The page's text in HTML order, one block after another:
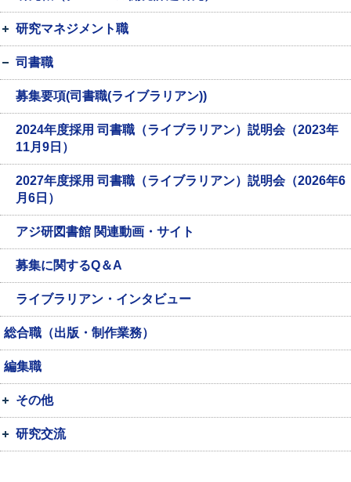
研究マネジメント職
司書職
募集要項(司書職(ライブラリアン))
2024年度採用 司書職（ライブラリアン）説明会（2023年
11月9日）
2027年度採用 司書職（ライブラリアン）説明会（2026年6
月6日）
アジ研図書館 関連動画・サイト
募集に関するQ＆A
ライブラリアン・インタビュー
総合職（出版・制作業務）
編集職
その他
研究交流